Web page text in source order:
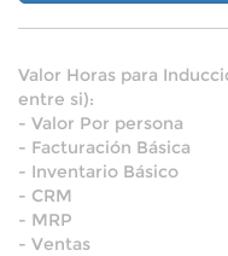
Valor Horas para
entre si):
- Valor Por persona
- Facturación Básica
- Inventario Básico
- CRM
- MRP
- Ventas